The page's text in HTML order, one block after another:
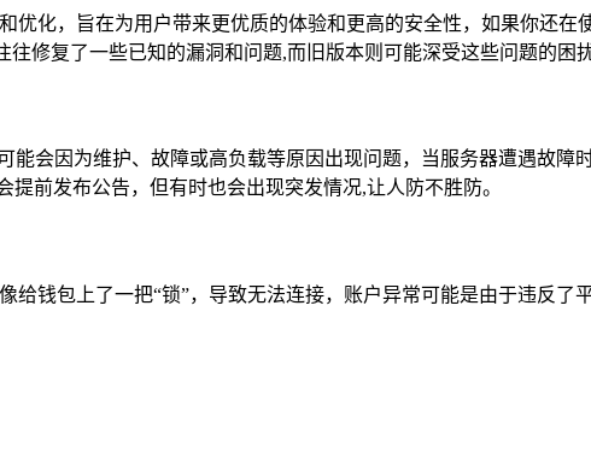
优化，旨在为用户带来更优质的体验和更高的安全性，如果你还
修复了一些已知的漏洞和问题,而旧版本则可能深受这些问题的困扰
能会因为维护、故障或高负载等原因出现问题，当服务器遭遇故
前发布公告，但有时也会出现突发情况,让人防不胜防。
给钱包上了一把“锁”，导致无法连接，账户异常可能是由于违反